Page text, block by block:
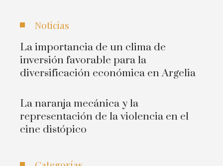
Noticias
La importancia de un clima de
inversión favorable para la
diversificación económica en Argelia
La naranja mecánica y la
representación de la violencia en el
cine distópico